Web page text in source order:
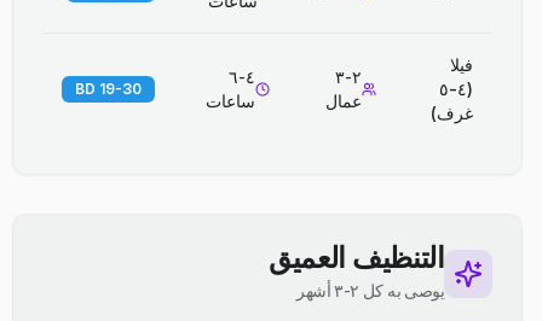
فيلا
(٤-٥
غرف)
٢-٣
عمال
٤-٦
ساعات
19-30 BD
التنظيف العميق
يوصى به كل ٢-٣ أشهر